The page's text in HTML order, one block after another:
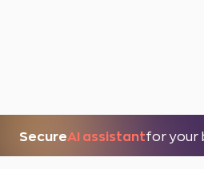
SecureAI assistantfor your